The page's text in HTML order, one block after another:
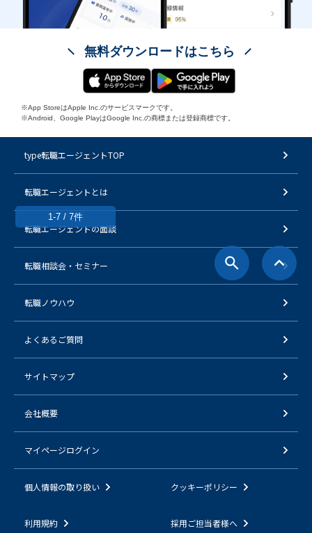
1-7 / 7件
無料ダウンロードはこちら
※App StoreはApple Inc.のサービスマークです。
※Android、Google PlayはGoogle Inc.の商標または登録商標です。
type転職エージェントTOP
転職エージェントとは
転職エージェントの面談
転職相談会・セミナー
転職ノウハウ
よくあるご質問
サイトマップ
会社概要
マイページログイン
個人情報の取り扱い クッキーポリシー
利用規約 採用ご担当者様へ